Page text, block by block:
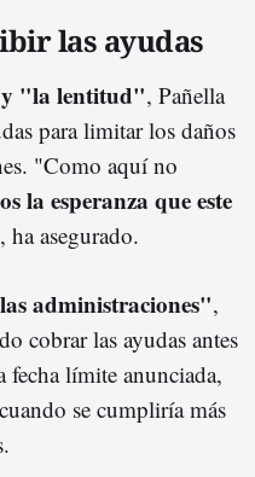
las ayudas
y "la lentitud", Pañella
para limitar los daños
"Como aquí no
la esperanza que este
, ha asegurado.
administraciones",
cobrar las ayudas antes
fecha límite anunciada,
se cumpliría más